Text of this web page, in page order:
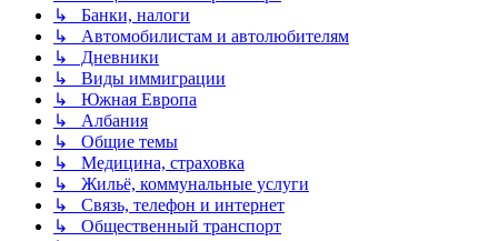
↳ Банки, налоги
↳ Автомобилистам и автолюбителям
↳ Дневники
↳ Виды иммиграции
↳ Южная Европа
↳ Албания
↳ Общие темы
↳ Медицина, страховка
↳ Жильё, коммунальные услуги
↳ Связь, телефон и интернет
↳ Общественный транспорт